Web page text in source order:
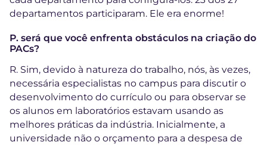
departamentos participaram. Ele era enorme!
P. será que você enfrenta obstáculos na criação do
PACs?
R. Sim, devido à natureza do trabalho, nós, às vezes,
necessária especialistas no campus para discutir o
desenvolvimento do currículo ou para observar se
os alunos em laboratórios estavam usando as
melhores práticas da indústria. Inicialmente, a
universidade não o orçamento para a despesa de